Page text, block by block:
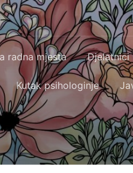
radna mjesta Djelatnici
Kutak psihologinje